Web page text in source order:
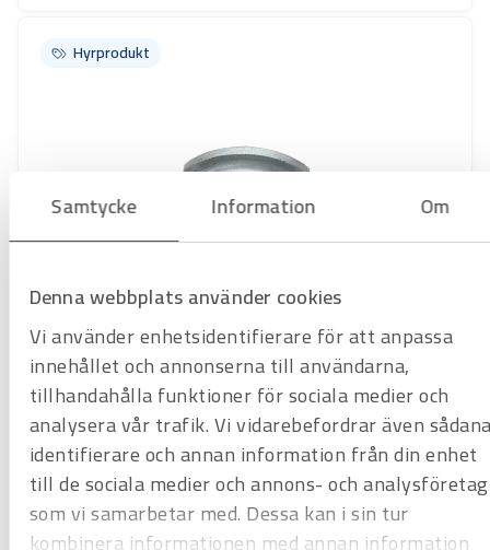
Samtycke Information Om
Denna webbplats använder cookies
Vi använder enhetsidentifierare för att anpassa
innehållet och annonserna till användarna,
tillhandahålla funktioner för sociala medier och
analysera vår trafik. Vi vidarebefordrar även sådana
identifierare och annan information från din enhet
till de sociala medier och annons- och analysföretag
som vi samarbetar med. Dessa kan i sin tur
kombinera informationen med annan information
Hyrprodukt
Hyrprodukt
Schablon Ridgid 1 1/4 tum
Radie 130 mm
Offertpris
Favorit Varukorg
Hyrprodukt
Hyrprodukt